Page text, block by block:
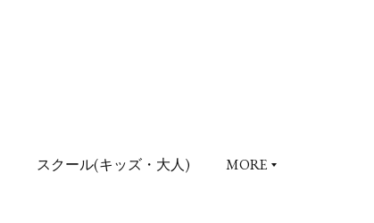
スクール(キッズ・大人) MORE